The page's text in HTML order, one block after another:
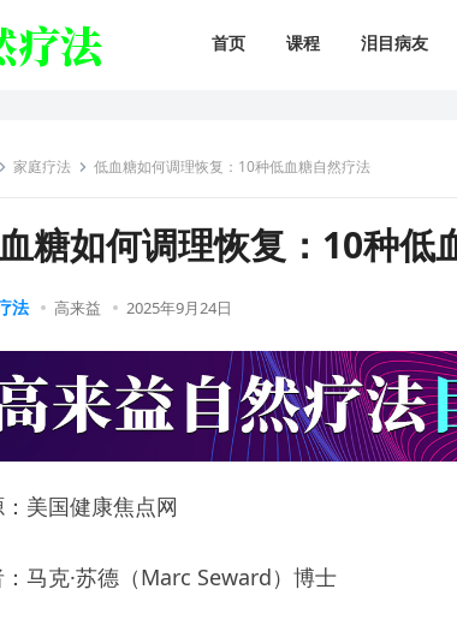
首页 课程 泪目病友
家庭疗法 低血糖如何调理恢复：10种低血糖自然疗法
糖如何调理恢复：10种低
法 高来益 2025年9月24日
美国健康焦点网
马克·苏德（Marc Seward）博士